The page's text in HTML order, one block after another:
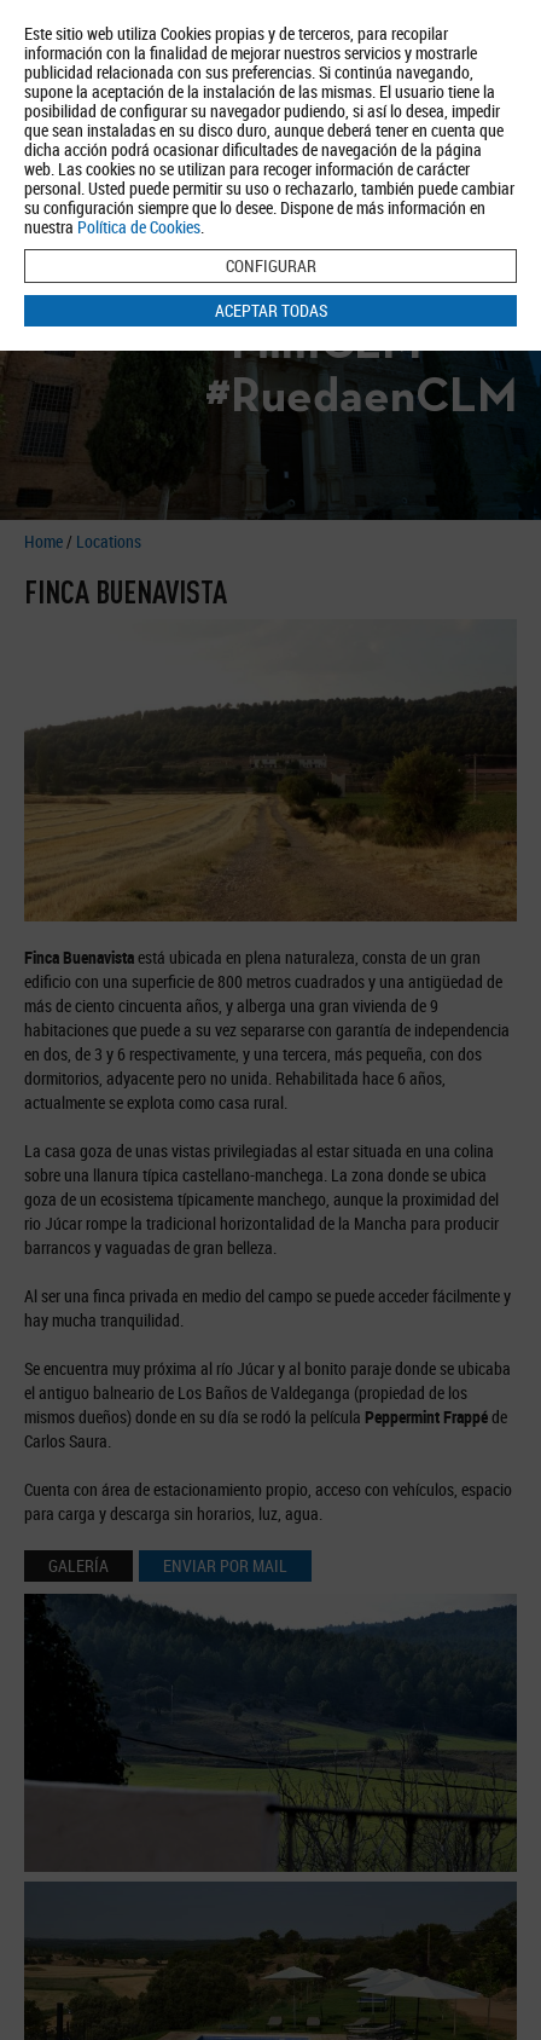
Este sitio web utiliza Cookies propias y de terceros, para recopilar
información con la finalidad de mejorar nuestros servicios y mostrarle
publicidad relacionada con sus preferencias. Si continúa navegando,
supone la aceptación de la instalación de las mismas. El usuario tiene la
posibilidad de configurar su navegador pudiendo, si así lo desea, impedir
que sean instaladas en su disco duro, aunque deberá tener en cuenta que
dicha acción podrá ocasionar dificultades de navegación de la página
web. Las cookies no se utilizan para recoger información de carácter
personal. Usted puede permitir su uso o rechazarlo, también puede cambiar
su configuración siempre que lo desee. Dispone de más información en
nuestra Política de Cookies.
CONFIGURAR
ACEPTAR TODAS
About us Tourism Política de Privacidad Aviso Legal Política de Cookies
BUSCAR
#FilmCLM
#RuedaenCLM
Home/ Locations
FINCA BUENAVISTA
Finca Buenavistaestá ubicada en plena naturaleza, consta de un gran
edificio con una superficie de 800 metros cuadrados y una antigüedad de
más de ciento cincuenta años, y alberga una gran vivienda de 9
habitaciones que puede a su vez separarse con garantía de independencia
en dos, de 3 y 6 respectivamente, y una tercera, más pequeña, con dos
dormitorios, adyacente pero no unida. Rehabilitada hace 6 años,
actualmente se explota como casa rural.
La casa goza de unas vistas privilegiadas al estar situada en una colina
sobre una llanura típica castellano-manchega. La zona donde se ubica
goza de un ecosistema típicamente manchego, aunque la proximidad del
rio Júcar rompe la tradicional horizontalidad de la Mancha para producir
barrancos y vaguadas de gran belleza.
Al ser una finca privada en medio del campo se puede acceder fácilmente y
hay mucha tranquilidad.
Se encuentra muy próxima al río Júcar y al bonito paraje donde se ubicaba
el antiguo balneario de Los Baños de Valdeganga (propiedad de los
mismos dueños) donde en su día se rodó la película Peppermint Frappéde
Carlos Saura.
Cuenta con área de estacionamiento propio, acceso con vehículos, espacio
para carga y descarga sin horarios, luz, agua.
GALERÍA ENVIAR POR MAIL